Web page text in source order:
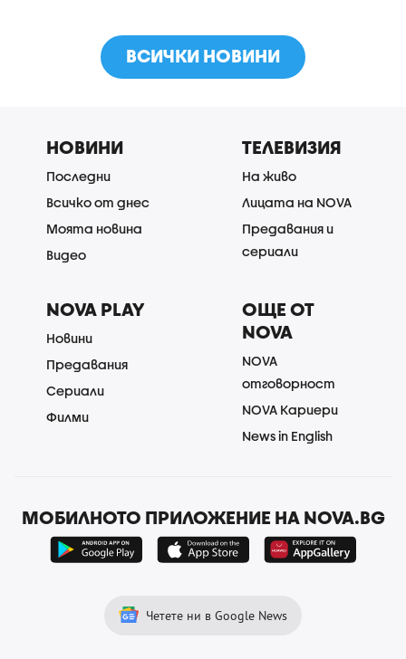
ВСИЧКИ НОВИНИ
НОВИНИ
Последни
Всичко от днес
Моята новина
Видео
ТЕЛЕВИЗИЯ
На живо
Лицата на NOVA
Предавания и
сериали
NOVA PLAY
Новини
Предавания
Сериали
Филми
ОЩЕ ОТ
NOVA
NOVA
отговорност
NOVA Кариери
News in English
МОБИЛНОТО ПРИЛОЖЕНИЕ НА NOVA.BG
Четете ни в Google News